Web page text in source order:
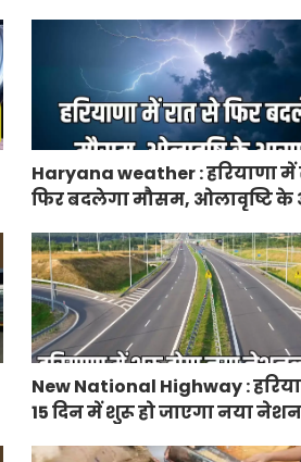
Haryana weather : हरियाणा में
फिर बदलेगा मौसम, ओलावृष्टि के
New National Highway :
15 दिन में शुरू हो जाएगा नया